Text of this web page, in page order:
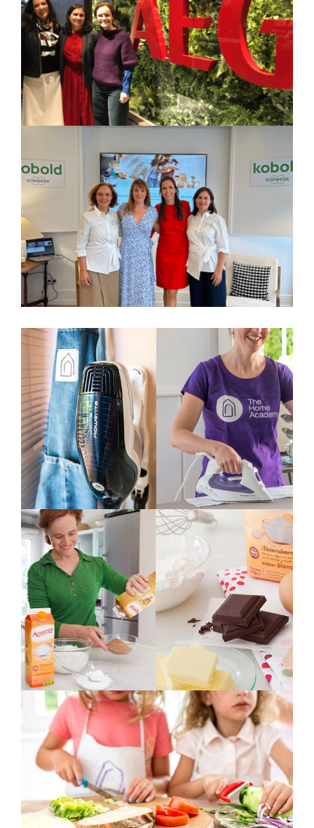
AEG
Taller de protocolo y recibir en casa en
Navidad para periodistas
KOBOLD
Presentación a prensa del Estudio “Hábitos,
actitudes y creencias sobre limpieza y
bienestar en el hogar”
Rowenta
Tips de hogar para redes sociales +
videoconsejos
Azucarera
Contenidos para blog + RRSS
Velux
Talleres empleados con hijos